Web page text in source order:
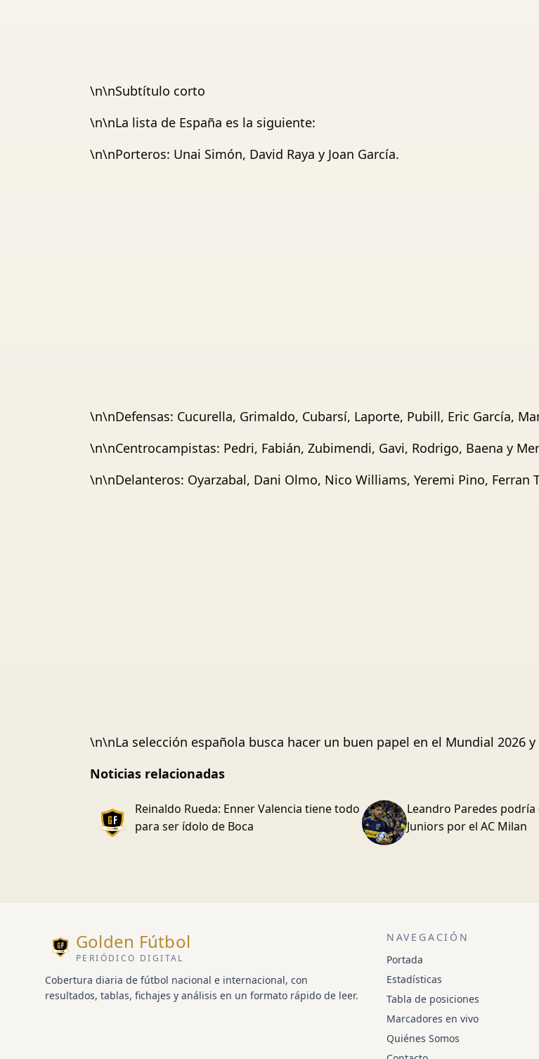
\n\nSubtítulo corto
\n\nLa lista de España es la siguiente:
\n\nPorteros: Unai Simón, David Raya y Joan García.
\n\nDefensas: Cucurella, Grimaldo, Cubarsí, Laporte, Pubill, Eric García,
\n\nCentrocampistas: Pedri, Fabián, Zubimendi, Gavi, Rodrigo, Baena y
\n\nDelanteros: Oyarzabal, Dani Olmo, Nico Williams, Yeremi Pino, Ferran
\n\nLa selección española busca hacer un buen papel en el Mundial 2026
Noticias relacionadas
Reinaldo Rueda: Enner Valencia tiene todo
para ser ídolo de Boca
Leandro Paredes podría
Juniors por el AC Milan
Golden Fútbol
PERIÓDICO DIGITAL
Cobertura diaria de fútbol nacional e internacional, con
resultados, tablas, fichajes y análisis en un formato rápido de leer.
NAVEGACIÓN
Portada
Estadísticas
Tabla de posiciones
Marcadores en vivo
Quiénes Somos